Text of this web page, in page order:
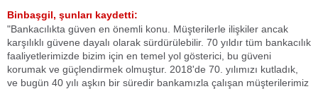
Binbaşgil, şunları kaydetti:
"Bankacılıkta güven en önemli konu. Müşterilerle ilişkiler ancak
karşılıklı güvene dayalı olarak sürdürülebilir. 70 yıldır tüm bankacılık
faaliyetlerimizde bizim için en temel yol gösterici, bu güveni
korumak ve güçlendirmek olmuştur. 2018'de 70. yılımızı kutladık,
ve bugün 40 yılı aşkın bir süredir bankamızla çalışan müşterilerimiz